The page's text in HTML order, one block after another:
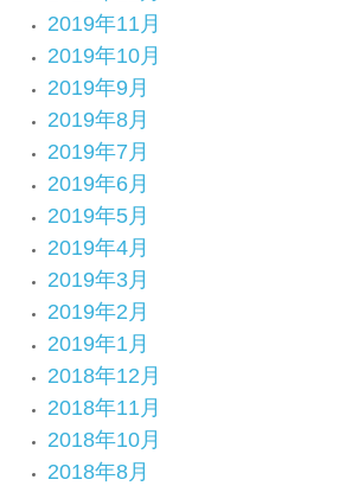
2019年11月
2019年10月
2019年9月
2019年8月
2019年7月
2019年6月
2019年5月
2019年4月
2019年3月
2019年2月
2019年1月
2018年12月
2018年11月
2018年10月
2018年8月